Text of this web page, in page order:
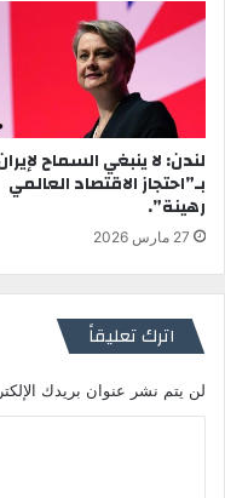
لندن: لا ينبغي السماح
بـ”احتجاز الاقتصاد العالمي
رهينة”.
27 مارس 2026
اترك تعليقاً
لن يتم نشر عنوان بريدك